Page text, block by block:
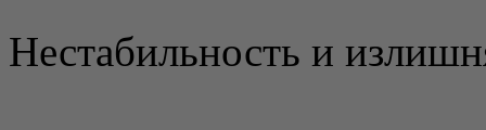
Нестабильность и